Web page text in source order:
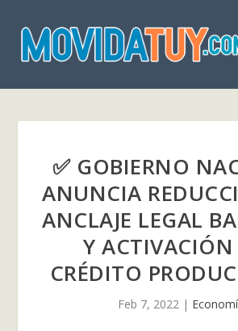
✅ GOBIERNO
ANUNCIA
ANCLAJE LEGAL
Y ACTIVACIÓN
CRÉDITO
Feb 7, 2022|